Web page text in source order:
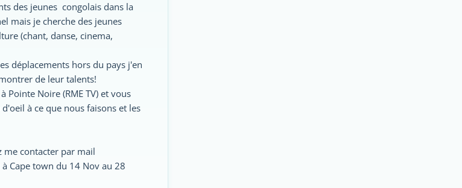
des jeunes congolais dans la
mais je cherche des jeunes
(chant, danse, cinema,
déplacements hors du pays j'en
de leur talents!
Pointe Noire (RME TV) et vous
à ce que nous faisons et les
me contacter par mail
Cape town du 14 Nov au 28